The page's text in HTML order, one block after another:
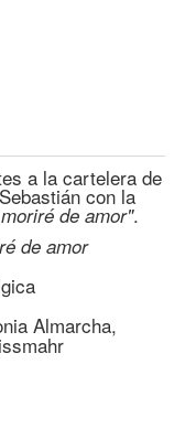
a la cartelera de
con la
de amor".
de amor
Almarcha,